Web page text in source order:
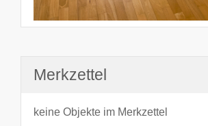
noch nichts angesehen
Merkzettel
keine Objekte im Merkzettel